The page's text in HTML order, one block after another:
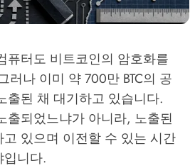
퓨터도 비트코인의 암호화를
나 이미 약 700만 BTC의 공
출된 채 대기하고 있습니다.
출되었느냐가 아니라, 노출된
있으며 이전할 수 있는 시간
니다.